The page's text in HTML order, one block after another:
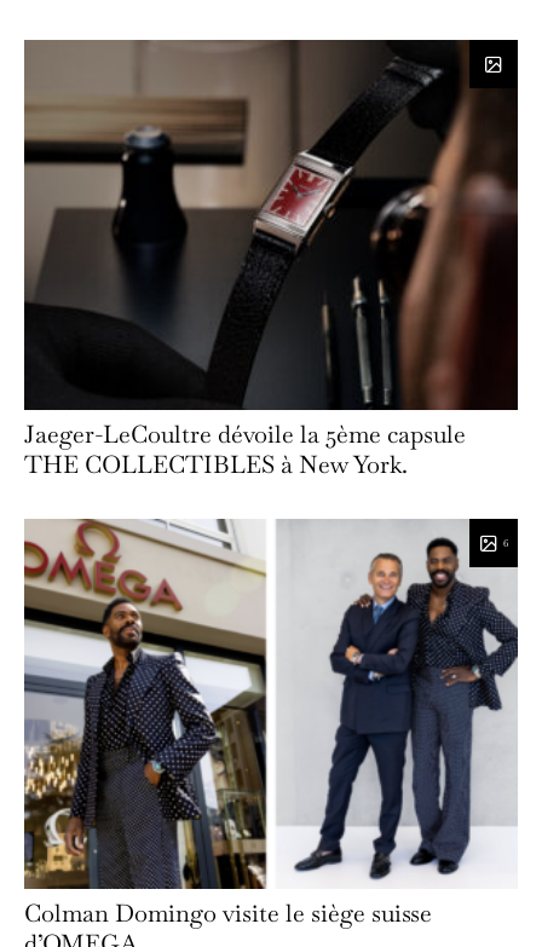
Jaeger-LeCoultre dévoile la 5ème capsule
THE COLLECTIBLES à New York.
6
Colman Domingo visite le siège suisse